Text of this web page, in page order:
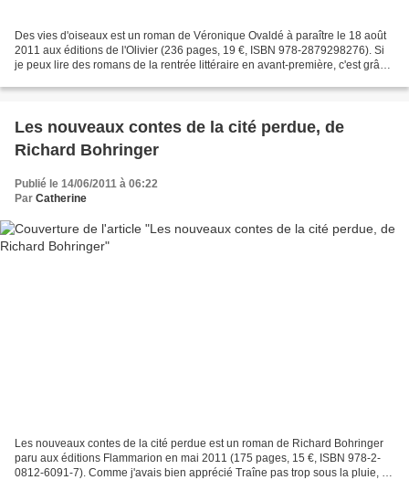
Des vies d'oiseaux est un roman de Véronique Ovaldé à paraître le 18 août
2011 aux éditions de l'Olivier (236 pages, 19 €, ISBN 978-2879298276). Si
je peux lire des romans de la rentrée littéraire en avant-première, c'est grâce
Les nouveaux contes de la cité perdue, de
Richard Bohringer
Publié le 14/06/2011 à 06:22
Par Catherine
Les nouveaux contes de la cité perdue est un roman de Richard Bohringer
paru aux éditions Flammarion en mai 2011 (175 pages, 15 €, ISBN 978-2-
0812-6091-7). Comme j'avais bien apprécié Traîne pas trop sous la pluie, le